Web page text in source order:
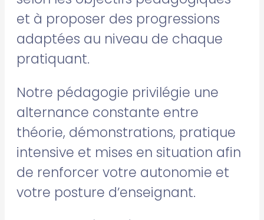
et à proposer des progressions
adaptées au niveau de chaque
pratiquant.
Notre pédagogie privilégie une
alternance constante entre
théorie, démonstrations, pratique
intensive et mises en situation afin
de renforcer votre autonomie et
votre posture d’enseignant.